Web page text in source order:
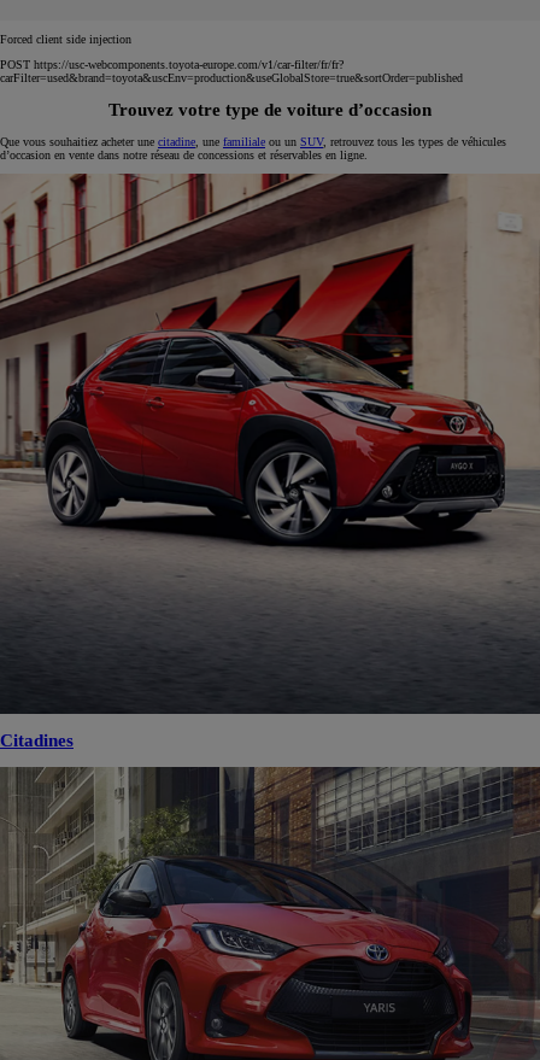
Forced client side injection
POST https://usc-webcomponents.toyota-europe.com/v1/car-filter/fr/fr?
carFilter=used&brand=toyota&uscEnv=production&useGlobalStore=true&sortOrder=published
Trouvez votre type de voiture d’occasion
Que vous souhaitiez acheter une citadine , une familiale ou un SUV, retrouvez tous les types de véhicules
d’occasion en vente dans notre réseau de concessions et réservables en ligne.
Citadines